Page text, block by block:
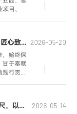
目、华
产业链、
榜样集结——杰出青年篇 | 韩晓峰：青春筑梦 匠心致远 2026-05-20
，始终保
甘于奉献
行责任
向“星”而行 |天津中策子午胎项目：以星标为尺，以匠心为梦 2026-05-14